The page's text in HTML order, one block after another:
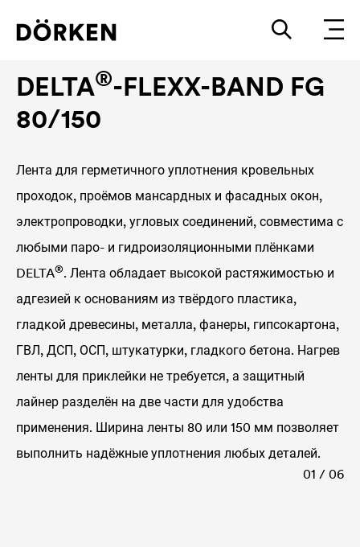
DELTA®-FLEXX-BAND FG
80/150
Лента для герметичного уплотнения кровельных
проходок, проёмов мансардных и фасадных окон,
электропроводки, угловых соединений, совместима с
любыми паро- и гидроизоляционными плёнками
DELTA®. Лента обладает высокой растяжимостью и
адгезией к основаниям из твёрдого пластика,
гладкой древесины, металла, фанеры, гипсокартона,
ГВЛ, ДСП, ОСП, штукатурки, гладкого бетона. Нагрев
ленты для приклейки не требуется, а защитный
лайнер разделён на две части для удобства
применения. Ширина ленты 80 или 150 мм позволяет
выполнить надёжные уплотнения любых деталей.
01 / 06